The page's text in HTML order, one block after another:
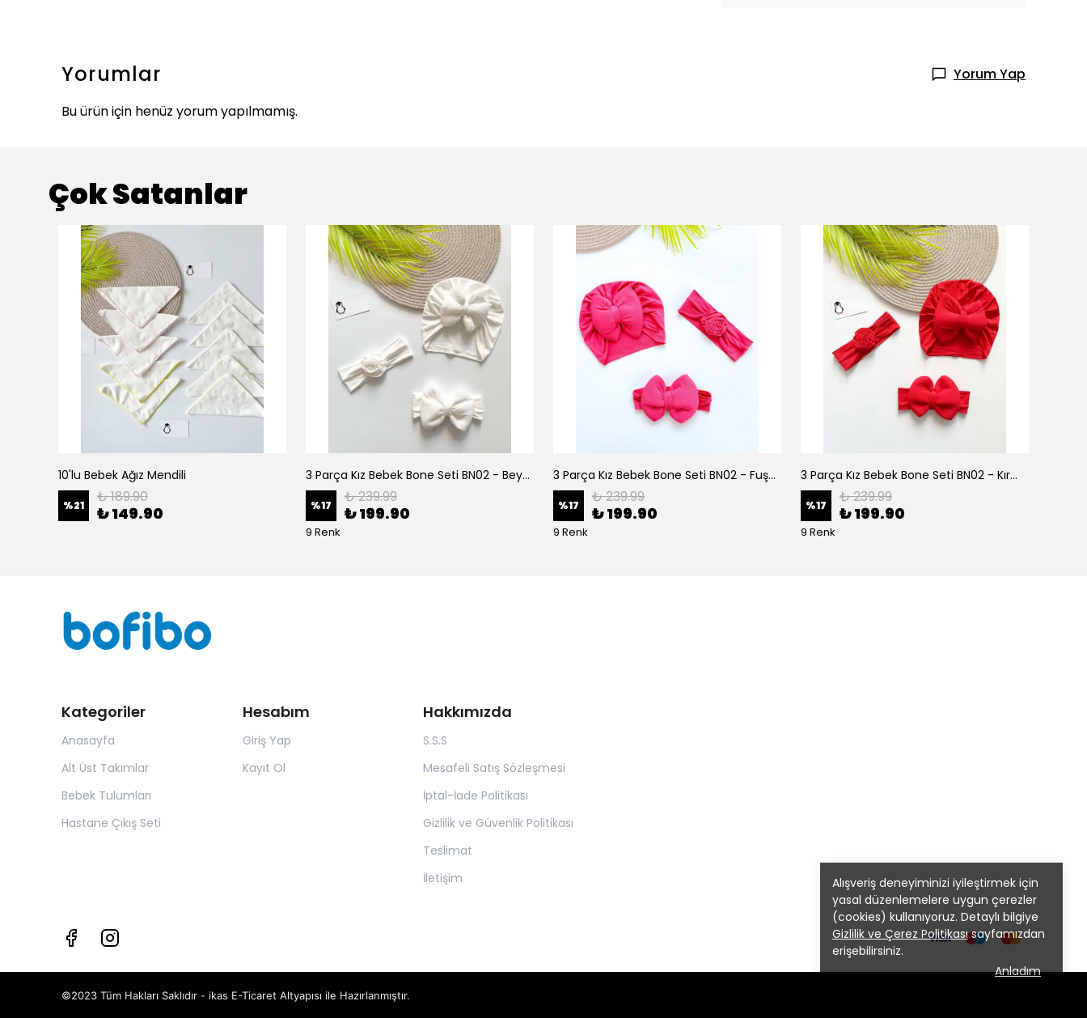
Alışveriş deneyiminizi iyileştirmek için
yasal düzenlemelere uygun çerezler
(cookies) kullanıyoruz. Detaylı bilgiye
Gizlilik ve Çerez Politikasısayfamızdan
erişebilirsiniz.
Anladım
Yorumlar
Yorum Yap
Bu ürün için henüz yorum yapılmamış.
Çok Satanlar
10'lu Bebek Ağız Mendili
%21 ₺ 189.90
₺ 149.90
3 Parça Kız Bebek Bone Seti BN02 - Beyaz
%17 ₺ 239.99
₺ 199.90
9 Renk
3 Parça Kız Bebek Bone Seti BN02 - Fuşya
%17 ₺ 239.99
₺ 199.90
9 Renk
3 Parça Kız Bebek Bone Seti BN02 - Kırmızı
%17 ₺ 239.99
₺ 199.90
9 Renk
Kategoriler
Anasayfa
Alt Üst Takımlar
Bebek Tulumları
Hastane Çıkış Seti
Hesabım
Giriş Yap
Kayıt Ol
Hakkımızda
S.S.S
Mesafeli Satış Sözleşmesi
İptal-İade Politikası
Gizlilik ve Güvenlik Politikası
Teslimat
İletişim
©2023 Tüm Hakları Saklıdır - ikas E-Ticaret Altyapısı ile Hazırlanmıştır.